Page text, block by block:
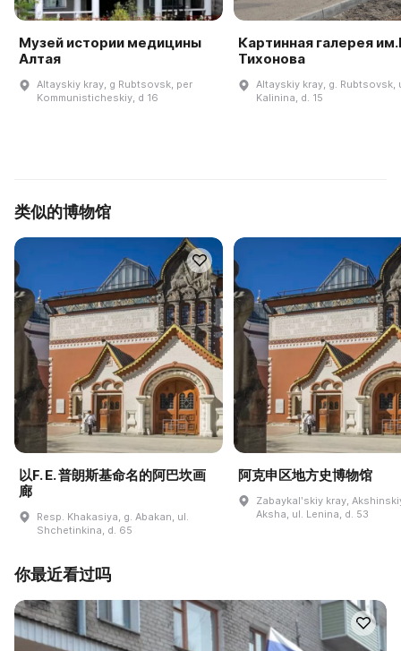
Музей истории медицины
Алтая
Altayskiy kray, g Rubtsovsk, per
Kommunisticheskiy, d 16
Картинная галерея
Тихонова
Altayskiy kray, g. Rubtsovsk,
Kalinina, d. 15
类似的博物馆
以F. E. 普朗斯基命名的阿巴坎画
廊
Resp. Khakasiya, g. Abakan, ul.
Shchetinkina, d. 65
阿克申区地方史博物馆
Zabaykalʹskiy kray,
Aksha, ul. Lenina, d. 53
你最近看过吗